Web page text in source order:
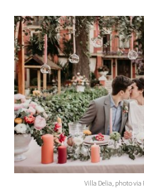
Villa Delia, photo via